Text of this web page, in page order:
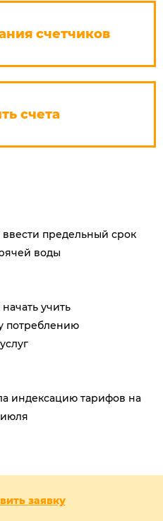
счетчиков
счета
ввести предельный срок
воды
учить
потреблению
индексацию тарифов на
июля
заявку